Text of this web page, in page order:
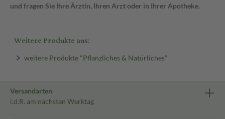
und fragen Sie Ihre Ärztin, Ihren Arzt oder in Ihrer Apotheke.
Weitere Produkte aus:
weitere Produkte "Pflanzliches & Natürliches"
Versandarten
i.d.R. am nächsten Werktag